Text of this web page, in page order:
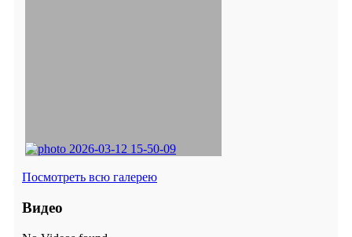
Посмотреть всю галерею
Видео